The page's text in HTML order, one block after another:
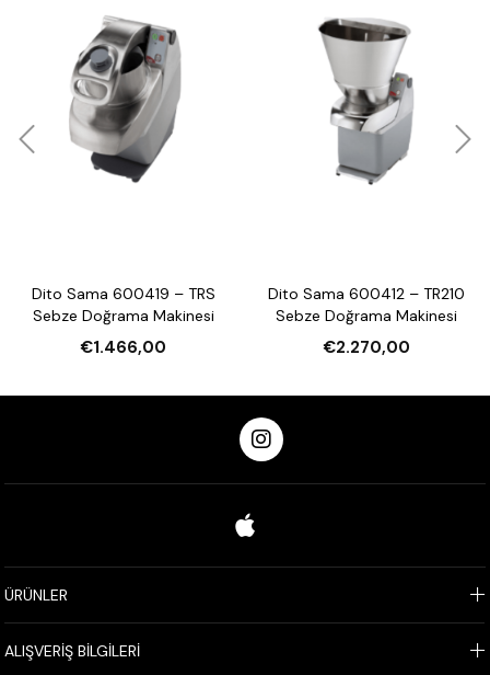
Dito Sama 600419 – TRS
Sebze Doğrama Makinesi
€1.466,00
Dito Sama 600412 – TR210
Sebze Doğrama Makinesi
€2.270,00
ÜRÜNLER
ALIŞVERİŞ BİLGİLERİ